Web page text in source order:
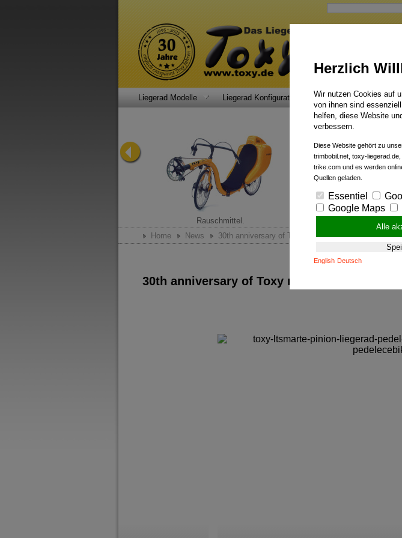
Liegerad Modelle Liegerad Konfigurator Faszination Service
Rauschmittel.
Home
News 30th anniversary of Toxy recumbent bikes 2025
30th anniversary of Toxy recumbent bikes
Herzlich
Wir nutzen Cookies auf
von ihnen sind
helfen, diese Website
verbessern.
Diese Website gehört zu
trimbobil.net, toxy-
trike.com und es werden
Quellen geladen.
Essentiel
Google Maps
Alle
English Deutsch